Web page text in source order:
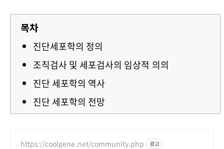
목차
진단세포학의 정의
조직검사 및 세포검사의 임상적 의의
진단 세포학의 역사
진단 세포학의 전망
https://coolgene.net/community.php 광고